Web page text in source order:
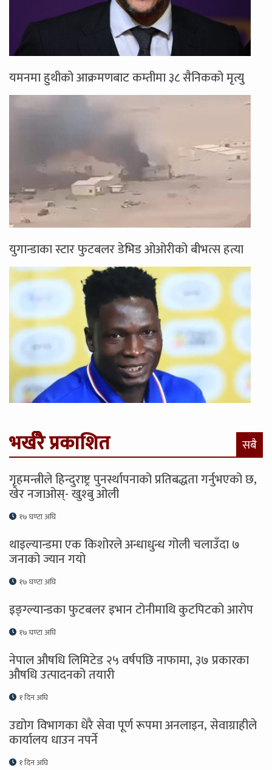
यमनमा हुथीको आक्रमणबाट कम्तीमा ३८ सैनिकको मृत्यु
युगान्डाका स्टार फुटबलर डेभिड ओओरीको बीभत्स हत्या
भर्खरै प्रकाशित सबै
गृहमन्त्रीले हिन्दुराष्ट्र पुनर्स्थापनाको प्रतिबद्धता गर्नुभएको छ,
खेर नजाओस्- खुश्बु ओली
१७ घण्टा अघि
थाइल्यान्डमा एक किशोरले अन्धाधुन्ध गोली चलाउँदा ७
जनाको ज्यान गयो
१७ घण्टा अघि
इङ्ग्ल्यान्डका फुटबलर इभान टोनीमाथि कुटपिटको आरोप
१७ घण्टा अघि
नेपाल औषधि लिमिटेड २५ वर्षपछि नाफामा, ३७ प्रकारका
औषधि उत्पादनको तयारी
१ दिन अघि
उद्योग विभागका धेरै सेवा पूर्ण रूपमा अनलाइन, सेवाग्राहीले
कार्यालय धाउन नपर्ने
१ दिन अघि